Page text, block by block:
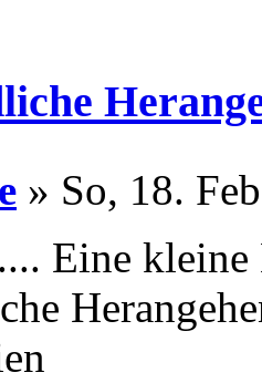
» So, 18.
Eine